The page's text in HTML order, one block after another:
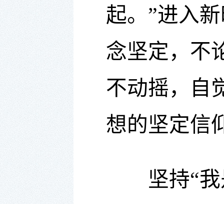
起。”进入
念坚定，不
不动摇，自
想的坚定信
坚持“我